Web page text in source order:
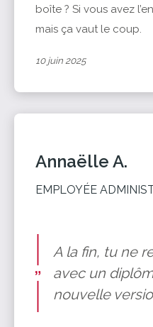
boîte ? Si vous avez
mais ça vaut le coup.
10 juin 2025
Annaëlle A.
EMPLOYÉE
A la fin, tu ne
avec un
nouvelle